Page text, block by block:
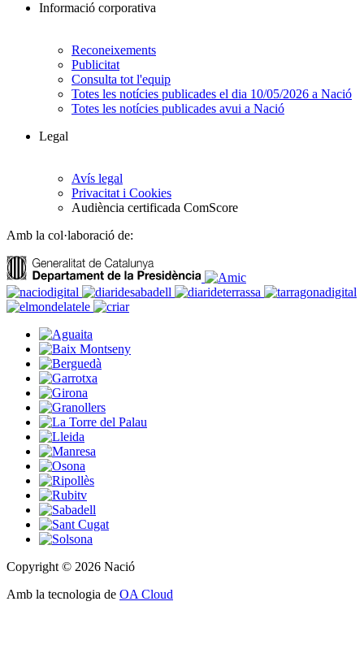
Informació corporativa
Reconeixements
Publicitat
Consulta tot l'equip
Totes les notícies publicades el dia 10/05/2026 a Nació
Totes les notícies publicades avui a Nació
Legal
Avís legal
Privacitat i Cookies
Audiència certificada ComScore
Amb la col·laboració de:
Copyright © 2026 Nació
Amb la tecnologia de OA Cloud